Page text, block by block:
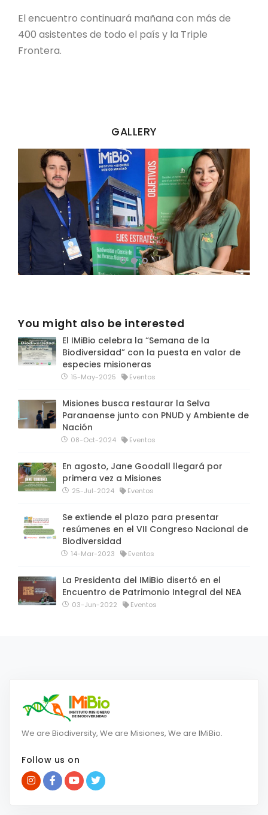
El encuentro continuará mañana con más de
400 asistentes de todo el país y la Triple
Frontera.
GALLERY
You might also be interested
El IMiBio celebra la “Semana de la
Biodiversidad” con la puesta en valor de
especies misioneras
15-May-2025 Eventos
Misiones busca restaurar la Selva
Paranaense junto con PNUD y Ambiente de
Nación
08-Oct-2024 Eventos
En agosto, Jane Goodall llegará por
primera vez a Misiones
25-Jul-2024 Eventos
Se extiende el plazo para presentar
resúmenes en el VII Congreso Nacional de
Biodiversidad
14-Mar-2023 Eventos
La Presidenta del IMiBio disertó en el
Encuentro de Patrimonio Integral del NEA
03-Jun-2022 Eventos
We are Biodiversity, We are Misiones, We are IMiBio.
Follow us on